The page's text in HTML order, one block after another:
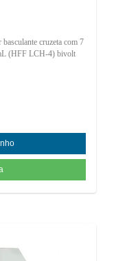
cruzeta com 7
(HFF LCH-4) bivolt